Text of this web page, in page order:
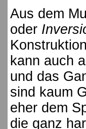
Aus dem
oder
kann auch
und das
sind kaum
eher dem
die ganz